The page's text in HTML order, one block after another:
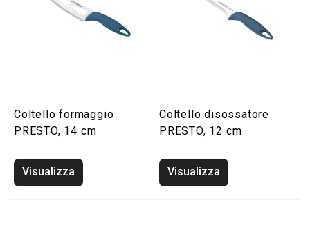
Coltello formaggio
PRESTO, 14 cm
Visualizza
Coltello disossatore
PRESTO, 12 cm
Visualizza